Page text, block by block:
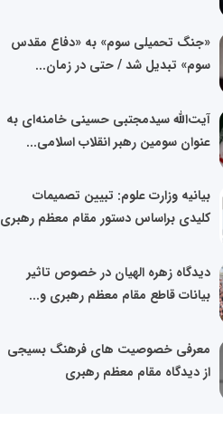
«جنگ تحمیلی سوم» به «دفاع مقدس
سوم» تبدیل شد / حتی در زمان...
آیت‌الله سیدمجتبی حسینی خامنه‌ای به
عنوان سومین رهبر انقلاب اسلامی...
بیانیه وزارت علوم: تبیین تصمیمات
کلیدی براساس دستور مقام معظم رهبری
دیدگاه زهره الهیان در خصوص تاثیر
بیانات قاطع مقام معظم رهبری و...
معرفی خصوصیت های فرهنگ بسیجی
از دیدگاه مقام معظم رهبری